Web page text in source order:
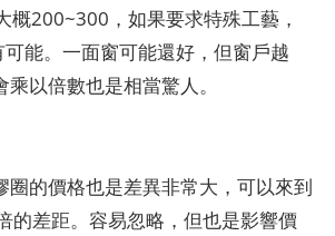
概200~300，如果要求特殊工藝，
能。一面窗可能還好，但窗戶越
以倍數也是相當驚人。
圈的價格也是差異非常大，可以來到
的差距。容易忽略，但也是影響價